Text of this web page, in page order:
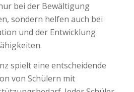
bei der Bewältigung
sondern helfen auch bei
und der Entwicklung
spielt eine entscheidende
von Schülern mit